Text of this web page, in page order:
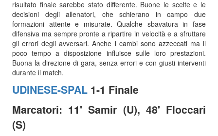
risultato finale sarebbe stato differente. Buone le scelte e le
decisioni degli allenatori, che schierano in campo due
formazioni attente e misurate. Qualche sbavatura in fase
difensiva ma sempre pronte a ripartire in velocità e a sfruttare
gli errori degli avversari. Anche i cambi sono azzeccati ma il
poco tempo a disposizione influisce sulle loro prestazioni.
Buona la direzione di gara, senza errori e con giusti interventi
durante il match.
UDINESE-SPAL 1-1 Finale
Marcatori: 11' Samir (U), 48' Floccari
(S)